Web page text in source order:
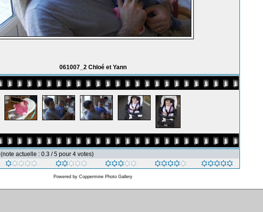
061007_2 Chloé et Yann
(note actuelle : 0.3 / 5 pour 4 votes)
Powered by Coppermine Photo Gallery